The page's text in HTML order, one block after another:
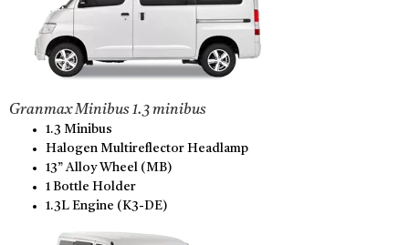
Granmax Minibus 1.3 minibus
1.3 Minibus
Halogen Multireflector Headlamp
13” Alloy Wheel (MB)
1 Bottle Holder
1.3L Engine (K3-DE)